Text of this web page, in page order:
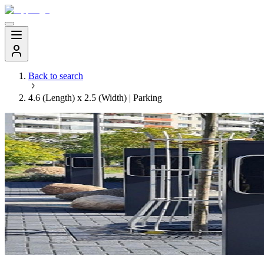
Back to search
4.6 (Length) x 2.5 (Width) | Parking